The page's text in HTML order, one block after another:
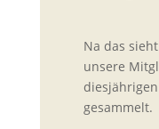
Na das
unsere
gesammelt.